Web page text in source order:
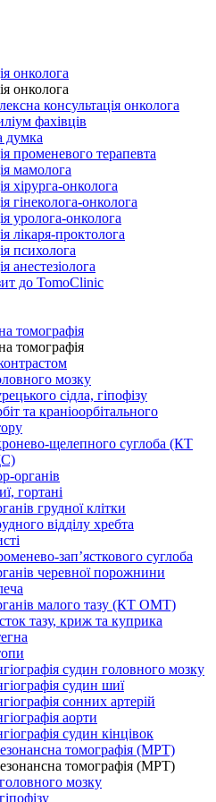
онколога
онколога
консультація онколога
фахівців
думка
променевого терапевта
мамолога
хірурга-онколога
гінеколога-онколога
уролога-онколога
лікаря-проктолога
психолога
анестезіолога
до TomoClinic
томографія
томографія
мозку
сідла, гіпофізу
та краніоорбітального
щелепного суглоба (КТ
органів
гортані
грудної клітки
відділу хребта
зап’ясткового суглоба
черевної порожнини
малого тазу (КТ ОМТ)
тазу, криж та куприка
судин головного мозку
судин шиї
сонних артерій
аорти
судин кінцівок
томографія (МРТ)
томографія (МРТ)
мозку